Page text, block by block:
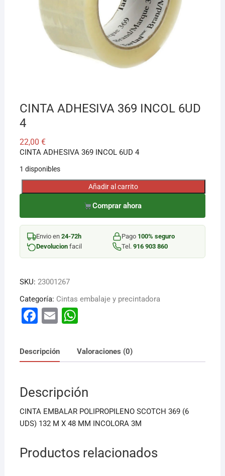
CINTA ADHESIVA 369 INCOL 6UD
4
22,00 €
CINTA ADHESIVA 369 INCOL 6UD 4
1 disponibles
CINTA
369
INCOL
6UD
Añadir al carrito
Comprar ahora
Envio en 24-72h Pago 100% seguro
Devolucionfacil Tel. 916 903 860
SKU: 23001267
Categoría: Cintas embalaje y precintadora
F
c
e
o
o
k
E
ai
l
W
at
s
p
p
Descripción Valoraciones (0)
Descripción
CINTA EMBALAR POLIPROPILENO SCOTCH 369 (6
UDS) 132 M X 48 MM INCOLORA 3M
Productos relacionados
¡Hola! Soy el asesor virtual de Ferretería El Arroyo.
Cuéntame qué necesitas y te ayudo a encontrarlo,
aunque no sepas el nombre exacto